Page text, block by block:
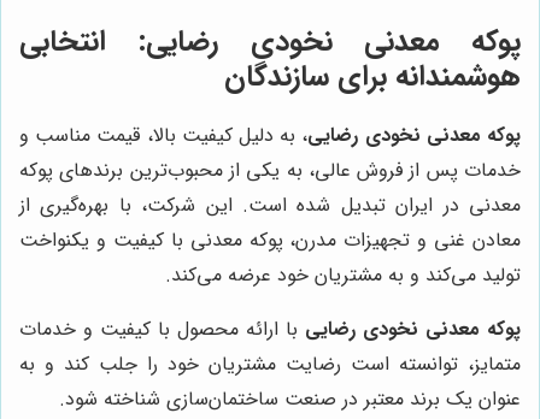
پوکه معدنی نخودی رضایی: انتخابی
هوشمندانه برای سازندگان
پوکه معدنی نخودی رضایی، به دلیل کیفیت بالا، قیمت مناسب و
خدمات پس از فروش عالی، به یکی از محبوب‌ترین برندهای پوکه
معدنی در ایران تبدیل شده است. این شرکت، با بهره‌گیری از
معادن غنی و تجهیزات مدرن، پوکه معدنی با کیفیت و یکنواخت
تولید می‌کند و به مشتریان خود عرضه می‌کند.
پوکه معدنی نخودی رضایی با ارائه محصول با کیفیت و خدمات
متمایز، توانسته است رضایت مشتریان خود را جلب کند و به
عنوان یک برند معتبر در صنعت ساختمان‌سازی شناخته شود.